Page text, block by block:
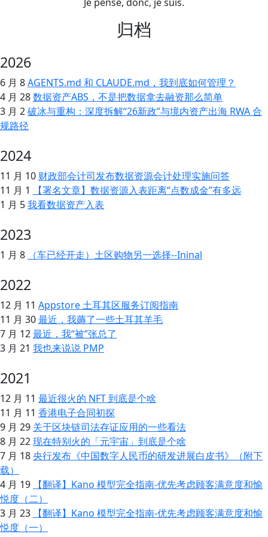
归档
2026
6 月 8AGENTS.md 和 CLAUDE.md，我到底如何管理？
4 月 28数据资产ABS，不是把数据拿去融资那么简单
3 月 2破冰与重构：深度拆解“26新政”与境内资产出海 RWA 合
规路径
2024
11 月 10 财政部会计司发布数据资源会计处理实施问答
11 月 1
【署名文章】数据资源入表距离“点数成金”有多远
1 月 5我看数据资产入表
2023
1 月 8 （车已经开走）土区购物另一选择--Ininal
2022
12 月 11 Appstore 土耳其区服务订阅指南
11 月 30最近，我薅了一些土耳其羊毛
7 月 12最近，我“被”张总了
3 月 21 我也来说说 PMP
2021
12 月 11 最近很火的 NFT 到底是个啥
11 月 11 香港电子合同初探
9 月 29 关于区块链司法存证应用的一些看法
8 月 22现在特别火的「元宇宙」到底是个啥
7 月 18央行发布《中国数字人民币的研发进展白皮书》（附下
载）
4 月 19
【翻译】Kano 模型完全指南-优先考虑顾客满意度和愉
悦度（二）
3 月 23
【翻译】Kano 模型完全指南-优先考虑顾客满意度和愉
悦度（一）